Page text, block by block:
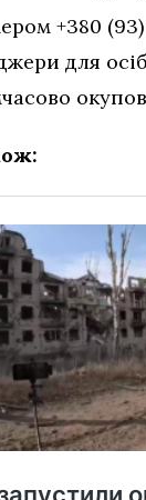
+380 (93)
для